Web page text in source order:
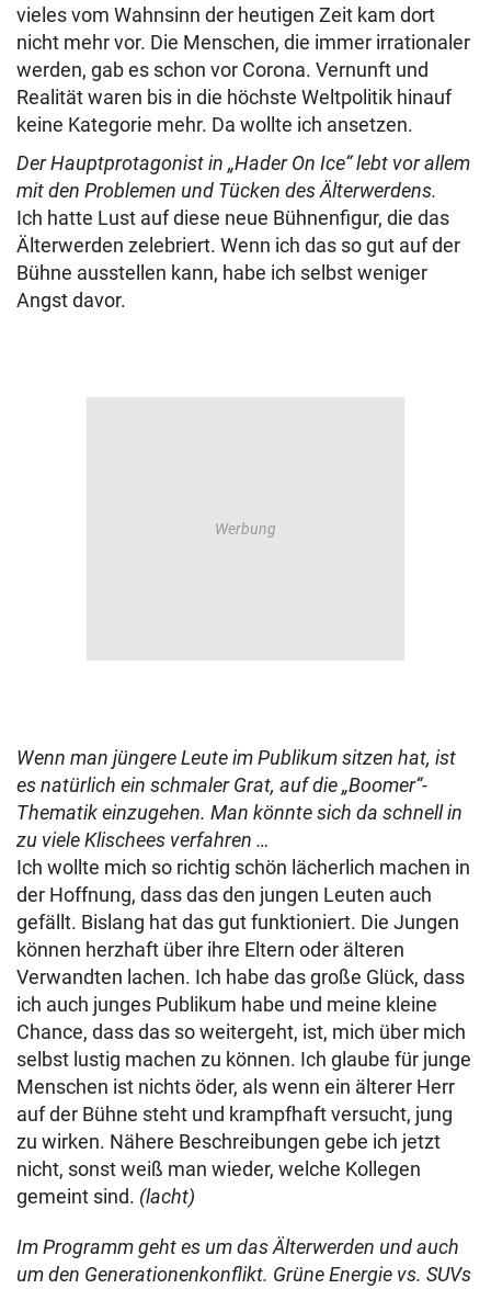
vieles vom Wahnsinn der heutigen Zeit kam dort
nicht mehr vor. Die Menschen, die immer irrationaler
werden, gab es schon vor Corona. Vernunft und
Realität waren bis in die höchste Weltpolitik hinauf
keine Kategorie mehr. Da wollte ich ansetzen.
Der Hauptprotagonist in „Hader On Ice“ lebt vor allem
mit den Problemen und Tücken des Älterwerdens.
Ich hatte Lust auf diese neue Bühnenfigur, die das
Älterwerden zelebriert. Wenn ich das so gut auf der
Bühne ausstellen kann, habe ich selbst weniger
Angst davor.
Wenn man jüngere Leute im Publikum sitzen hat, ist
es natürlich ein schmaler Grat, auf die „Boomer“-
Thematik einzugehen. Man könnte sich da schnell in
zu viele Klischees verfahren …
Ich wollte mich so richtig schön lächerlich machen in
der Hoffnung, dass das den jungen Leuten auch
gefällt. Bislang hat das gut funktioniert. Die Jungen
können herzhaft über ihre Eltern oder älteren
Verwandten lachen. Ich habe das große Glück, dass
ich auch junges Publikum habe und meine kleine
Chance, dass das so weitergeht, ist, mich über mich
selbst lustig machen zu können. Ich glaube für junge
Menschen ist nichts öder, als wenn ein älterer Herr
auf der Bühne steht und krampfhaft versucht, jung
zu wirken. Nähere Beschreibungen gebe ich jetzt
nicht, sonst weiß man wieder, welche Kollegen
gemeint sind. (lacht)
Im Programm geht es um das Älterwerden und auch
um den Generationenkonflikt. Grüne Energie vs. SUVs